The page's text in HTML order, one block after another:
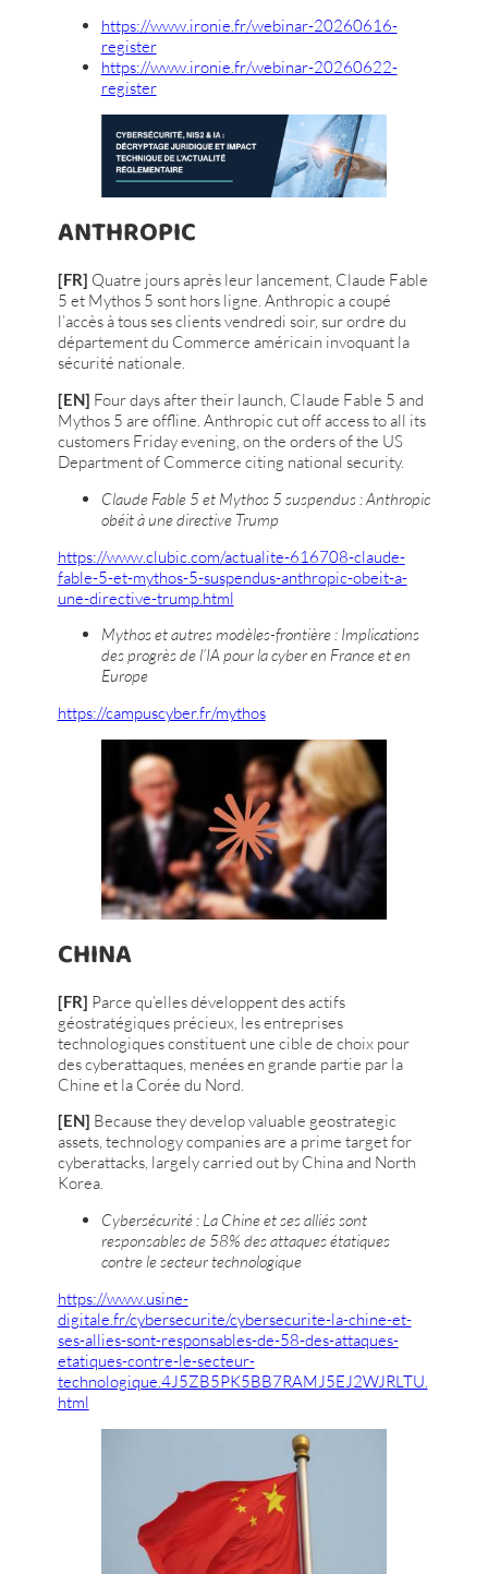
https://www.ironie.fr/webinar-20260616-
register
https://www.ironie.fr/webinar-20260622-
register
ANTHROPIC
[FR] Quatre jours après leur lancement, Claude Fable
5 et Mythos 5 sont hors ligne. Anthropic a coupé
l’accès à tous ses clients vendredi soir, sur ordre du
département du Commerce américain invoquant la
sécurité nationale.
[EN] Four days after their launch, Claude Fable 5 and
Mythos 5 are offline. Anthropic cut off access to all its
customers Friday evening, on the orders of the US
Department of Commerce citing national security.
Claude Fable 5 et Mythos 5 suspendus : Anthropic
obéit à une directive Trump
https://www.clubic.com/actualite-616708-claude-
fable-5-et-mythos-5-suspendus-anthropic-obeit-a-
une-directive-trump.html
Mythos et autres modèles-frontière : Implications
des progrès de l’IA pour la cyber en France et en
Europe
https://campuscyber.fr/mythos
CHINA
[FR] Parce qu’elles développent des actifs
géostratégiques précieux, les entreprises
technologiques constituent une cible de choix pour
des cyberattaques, menées en grande partie par la
Chine et la Corée du Nord.
[EN] Because they develop valuable geostrategic
assets, technology companies are a prime target for
cyberattacks, largely carried out by China and North
Korea.
Cybersécurité : La Chine et ses alliés sont
responsables de 58% des attaques étatiques
contre le secteur technologique
https://www.usine-
digitale.fr/cybersecurite/cybersecurite-la-chine-et-
ses-allies-sont-responsables-de-58-des-attaques-
etatiques-contre-le-secteur-
technologique.4J5ZB5PK5BB7RAMJ5EJ2WJRLTU.
html